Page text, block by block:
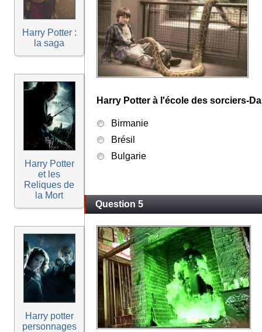
Harry Potter :
la saga
Harry Potter
et les
Reliques de
la Mort
Harry potter
personnages
Harry Potter à l'école des sorciers-
Birmanie
Brésil
Bulgarie
Question 5